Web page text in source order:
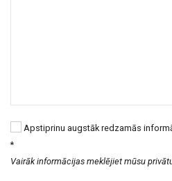
Apstiprinu augstāk redzamās
*
Vairāk informācijas meklējiet mūsu